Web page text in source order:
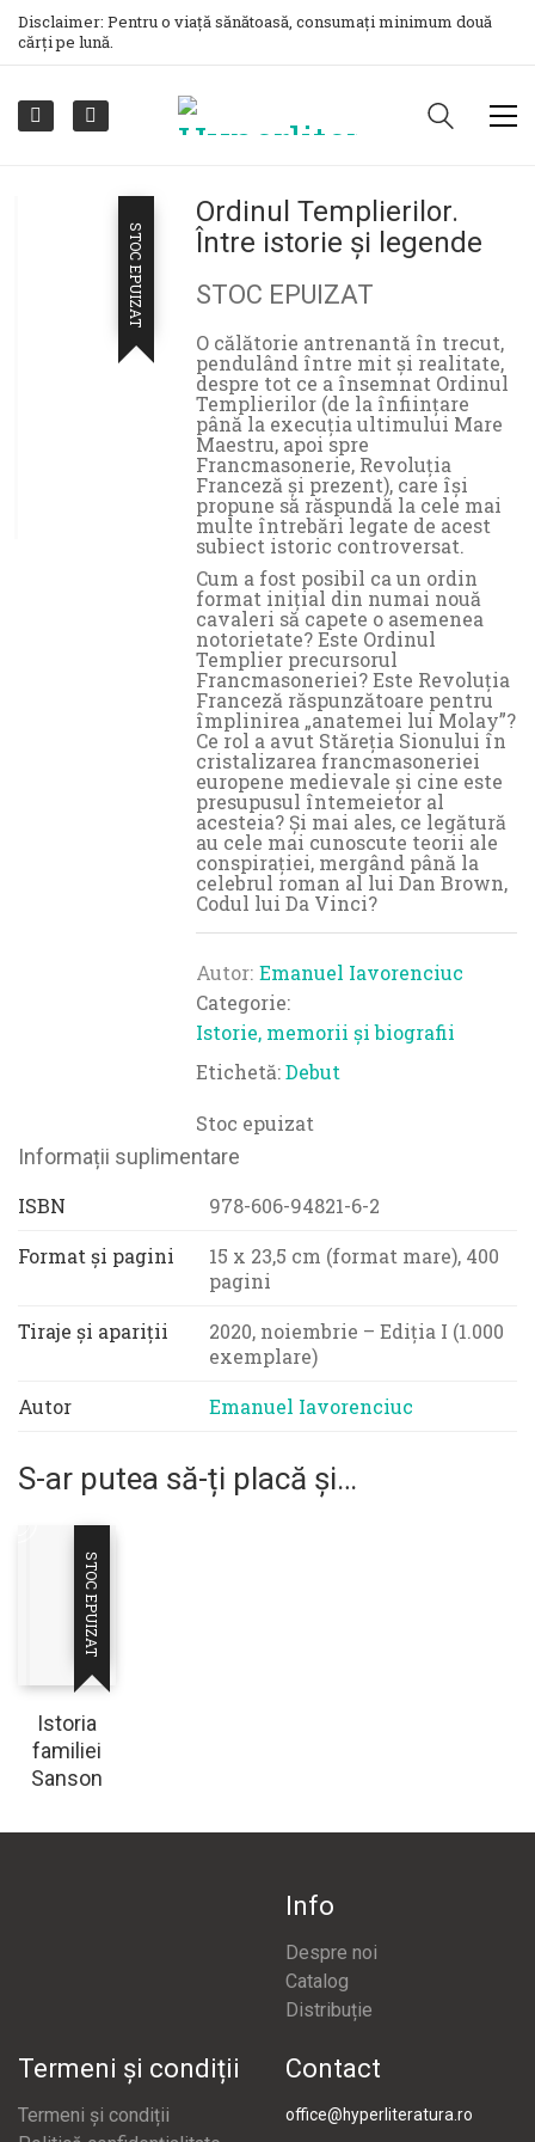
Disclaimer: Pentru o viață sănătoasă, consumați minimum două
cărți pe lună.
STOC EPUIZAT
Ordinul Templierilor.
Între istorie și legende
STOC EPUIZAT
O călătorie antrenantă în trecut,
pendulând între mit și realitate,
despre tot ce a însemnat Ordinul
Templierilor (de la înființare
până la execuția ultimului Mare
Maestru, apoi spre
Francmasonerie, Revoluția
Franceză și prezent), care își
propune să răspundă la cele mai
multe întrebări legate de acest
subiect istoric controversat.
Cum a fost posibil ca un ordin
format inițial din numai nouă
cavaleri să capete o asemenea
notorietate? Este Ordinul
Templier precursorul
Francmasoneriei? Este Revoluția
Franceză răspunzătoare pentru
împlinirea „anatemei lui Molay”?
Ce rol a avut Stăreția Sionului în
cristalizarea francmasoneriei
europene medievale și cine este
presupusul întemeietor al
acesteia? Și mai ales, ce legătură
au cele mai cunoscute teorii ale
conspirației, mergând până la
celebrul roman al lui Dan Brown,
Codul lui Da Vinci?
Autor Emanuel Iavorenciuc
Categorie:
Istorie, memorii și biografii
Etichetă:Debut
Stoc epuizat
Informații suplimentare
ISBN
978-606-94821-6-2
Format și pagini
15 x 23,5 cm (format mare), 400
pagini
Tiraje și apariții
2020, noiembrie – Ediția I (1.000
exemplare)
Autor
Emanuel Iavorenciuc
S-ar putea să-ți placă și…
STOC EPUIZAT
Istoria
familiei
Sanson
Info
Despre noi
Catalog
Distribuție
Termeni și condiții
Termeni și condiții
Contact
office@hyperliteratura.ro